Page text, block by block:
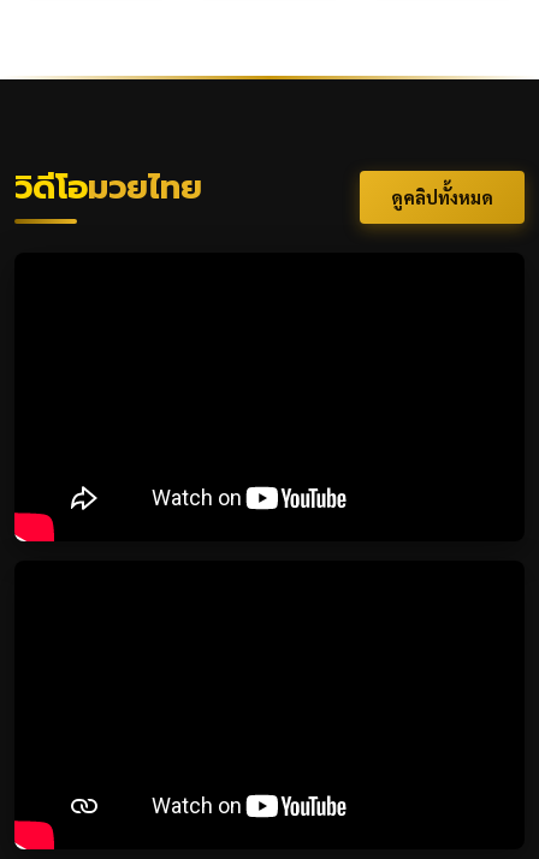
วิดีโอมวยไทย ดูคลิปทั้งหมด